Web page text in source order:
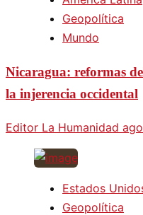
Geopolítica
Mundo
Nicaragua: reformas
la injerencia occidental
Editor La Humanidad
Estados
Geopolítica